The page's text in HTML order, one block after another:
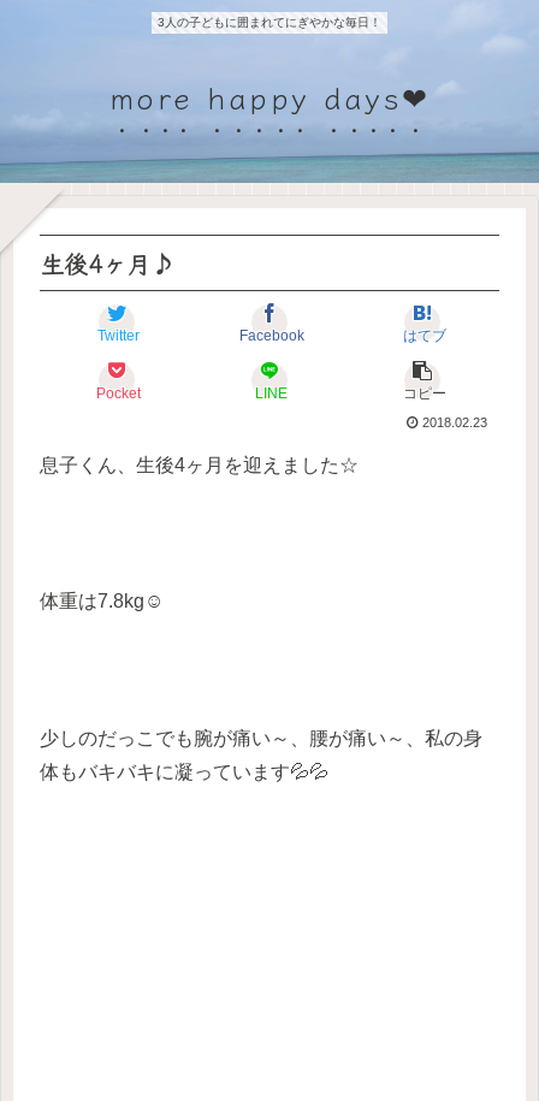
3人の子どもに囲まれてにぎやかな毎日！
more happy days❤
生後4ヶ月♪
Twitter Facebook はてブ
Pocket LINE コピー
2018.02.23
息子くん、生後4ヶ月を迎えました☆
体重は7.8kg☺
少しのだっこでも腕が痛い～、腰が痛い～、私の身
体もバキバキに凝っています💦💦